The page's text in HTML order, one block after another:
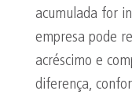
acumulada for
empresa pode
acréscimo e
diferença,